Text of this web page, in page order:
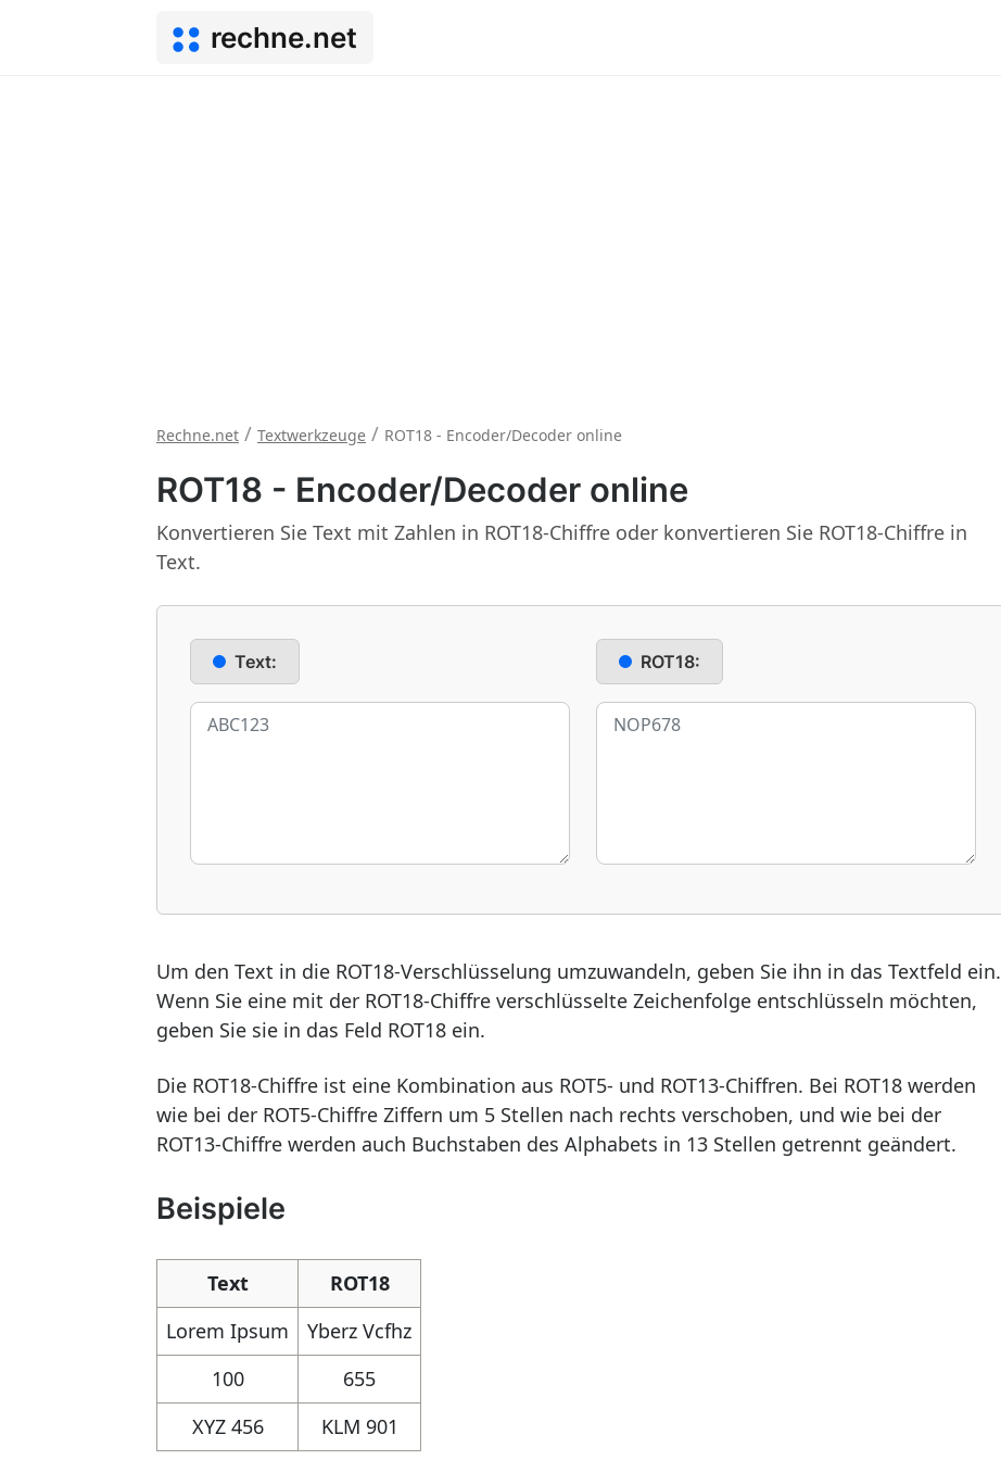
rechne.net
Rechne.net / Textwerkzeuge / ROT18 - Encoder/Decoder online
ROT18 - Encoder/Decoder online
Konvertieren Sie Text mit Zahlen in ROT18-Chiffre oder konvertieren Sie ROT18-Chiffre in
Text.
Text: ROT18:
Um den Text in die ROT18-Verschlüsselung umzuwandeln, geben Sie ihn in das Textfeld ein.
Wenn Sie eine mit der ROT18-Chiffre verschlüsselte Zeichenfolge entschlüsseln möchten,
geben Sie sie in das Feld ROT18 ein.
Die ROT18-Chiffre ist eine Kombination aus ROT5- und ROT13-Chiffren. Bei ROT18 werden
wie bei der ROT5-Chiffre Ziffern um 5 Stellen nach rechts verschoben, und wie bei der
ROT13-Chiffre werden auch Buchstaben des Alphabets in 13 Stellen getrennt geändert.
Beispiele
Text
ROT18
Lorem Ipsum
Yberz Vcfhz
100
655
XYZ 456
KLM 901